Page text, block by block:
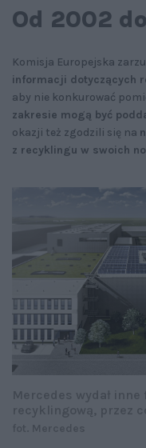
Od 2002
Komisja Europejska
informacji dotyczących
aby nie konkurować
zakresie mogą być
okazji też zgodzili się na
z recyklingu w swoich